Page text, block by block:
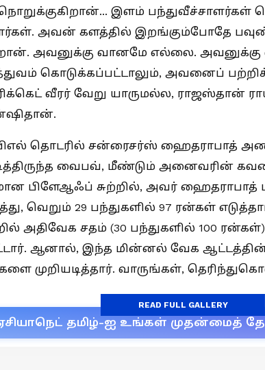
இளம் பந்துவீச்சாளர்கள்
அவன் களத்தில் இறங்கும்போதே
அவனுக்கு வானமே எல்லை.
கொடுக்கப்பட்டாலும், அவனைப்
வீரர் வேறு யாருமல்ல, ராஜஸ்தான்
தொடரில் சன்ரைசர்ஸ் ஹைதராபாத்
வைபவ், மீண்டும் அனைவரின்
பிளேஆஃப் சுற்றில், அவர் ஹைதராபாத்
வெறும் 29 பந்துகளில் 97 ரன்கள்
அதிவேக சதம் (30 பந்துகளில் 100
ஆனால், இந்த மின்னல் வேக
முறியடித்தார். வாருங்கள்,
தமிழ்-ஐ உங்கள் முதன்மைத்
READ FULL GALLERY